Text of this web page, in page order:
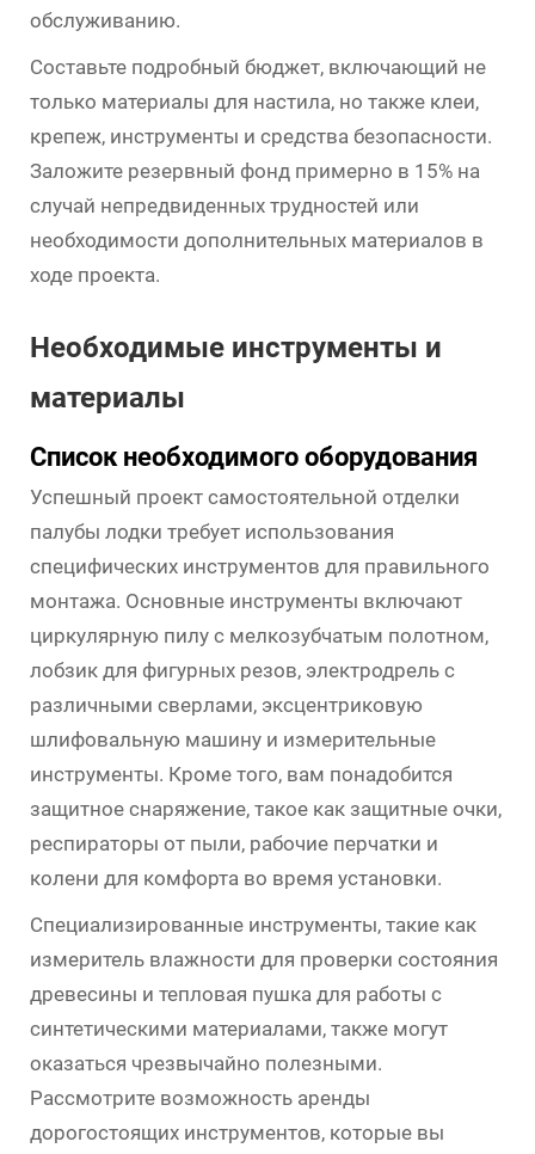
обслуживанию.
Составьте подробный бюджет, включающий не
только материалы для настила, но также клеи,
крепеж, инструменты и средства безопасности.
Заложите резервный фонд примерно в 15% на
случай непредвиденных трудностей или
необходимости дополнительных материалов в
ходе проекта.
Необходимые инструменты и
материалы
Список необходимого оборудования
Успешный проект самостоятельной отделки
палубы лодки требует использования
специфических инструментов для правильного
монтажа. Основные инструменты включают
циркулярную пилу с мелкозубчатым полотном,
лобзик для фигурных резов, электродрель с
различными сверлами, эксцентриковую
шлифовальную машину и измерительные
инструменты. Кроме того, вам понадобится
защитное снаряжение, такое как защитные очки,
респираторы от пыли, рабочие перчатки и
колени для комфорта во время установки.
Специализированные инструменты, такие как
измеритель влажности для проверки состояния
древесины и тепловая пушка для работы с
синтетическими материалами, также могут
оказаться чрезвычайно полезными.
Рассмотрите возможность аренды
дорогостоящих инструментов, которые вы